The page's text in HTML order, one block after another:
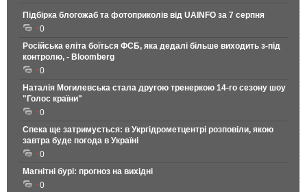
Підбірка блогожаб та фотоприколів від UAINFO за 7 серпня
0
Російська еліта боїться ФСБ, яка дедалі більше виходить з-під
контролю, - Bloomberg
0
Наталія Могилевська стала другою тренеркою 14-го сезону шоу
"Голос країни"
0
Спека ще затримується: в Укргідрометцентрі розповіли, якою
завтра буде погода в Україні
0
Магнітні бурі: прогноз на вихідні
0